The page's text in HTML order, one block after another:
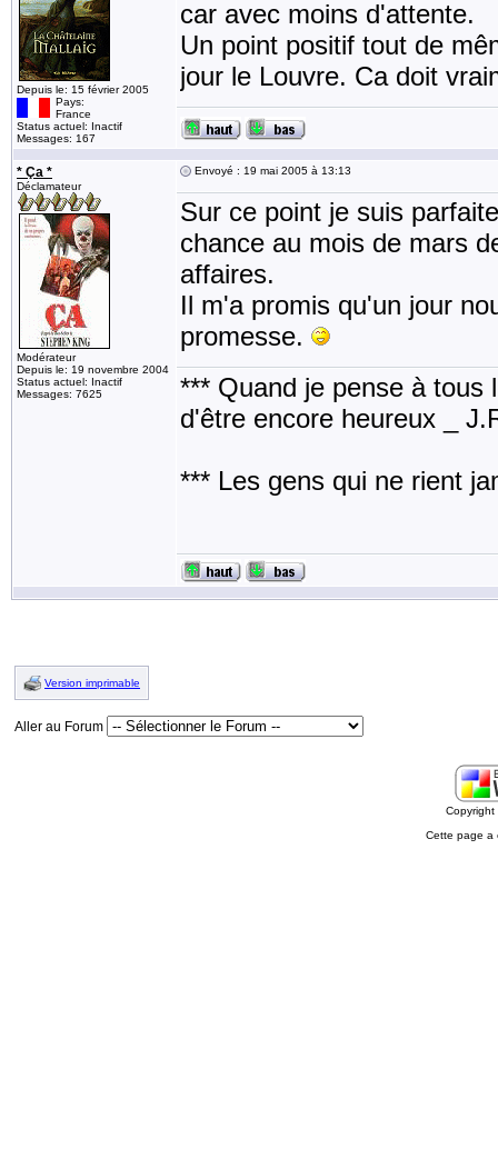
Depuis le: 15 février 2005
Pays:
France
Status actuel: Inactif
Messages: 167
car avec moins d'attente.
Un point positif tout de
jour le Louvre. Ca doit
* Ça *
Déclamateur
Modérateur
Depuis le: 19 novembre 2004
Status actuel: Inactif
Messages: 7625
Envoyé : 19 mai 2005 à 13:13
Sur ce point je suis
chance au mois de mars
affaires.
Il m'a promis qu'un jour
promesse.
*** Quand je pense à tous
d'être encore heureux _
*** Les gens qui ne rient
Version imprimable
Aller au Forum
Cette page a